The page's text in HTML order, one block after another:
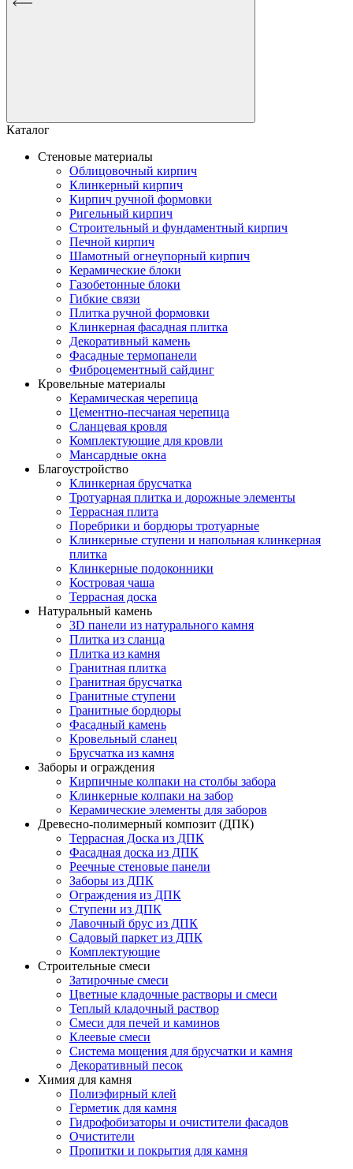
Каталог
Стеновые материалы
Облицовочный кирпич
Клинкерный кирпич
Кирпич ручной формовки
Ригельный кирпич
Строительный и фундаментный кирпич
Печной кирпич
Шамотный огнеупорный кирпич
Керамические блоки
Газобетонные блоки
Гибкие связи
Плитка ручной формовки
Клинкерная фасадная плитка
Декоративный камень
Фасадные термопанели
Фиброцементный сайдинг
Кровельные материалы
Керамическая черепица
Цементно-песчаная черепица
Сланцевая кровля
Комплектующие для кровли
Мансардные окна
Благоустройство
Клинкерная брусчатка
Тротуарная плитка и дорожные элементы
Террасная плита
Поребрики и бордюры тротуарные
Клинкерные ступени и напольная клинкерная
плитка
Клинкерные подоконники
Костровая чаша
Террасная доска
Натуральный камень
3D панели из натурального камня
Плитка из сланца
Плитка из камня
Гранитная плитка
Гранитная брусчатка
Гранитные ступени
Гранитные бордюры
Фасадный камень
Кровельный сланец
Брусчатка из камня
Заборы и ограждения
Кирпичные колпаки на столбы забора
Клинкерные колпаки на забор
Керамические элементы для заборов
Древесно-полимерный композит (ДПК)
Террасная Доска из ДПК
Фасадная доска из ДПК
Реечные стеновые панели
Заборы из ДПК
Ограждения из ДПК
Ступени из ДПК
Лавочный брус из ДПК
Садовый паркет из ДПК
Комплектующие
Строительные смеси
Затирочные смеси
Цветные кладочные растворы и смеси
Теплый кладочный раствор
Смеси для печей и каминов
Клеевые смеси
Система мощения для брусчатки и камня
Декоративный песок
Химия для камня
Полиэфирный клей
Герметик для камня
Гидрофобизаторы и очистители фасадов
Очистители
Пропитки и покрытия для камня